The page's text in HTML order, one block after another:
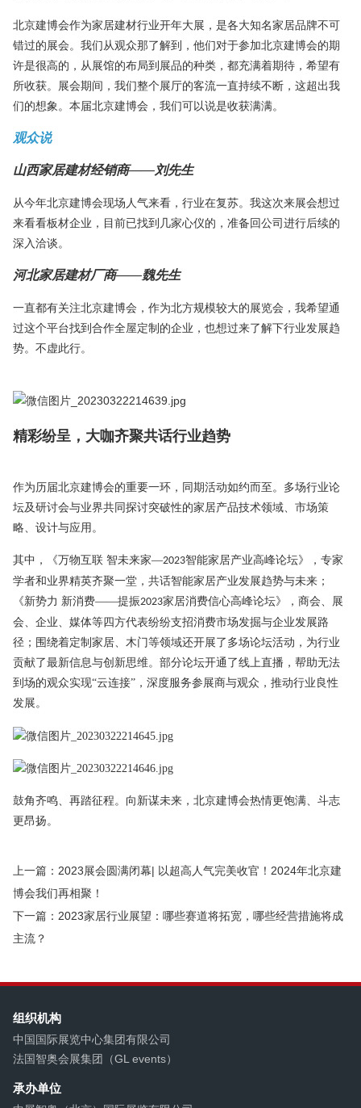
北京建博会作为家居建材行业开年大展，是各大知名家居品牌不可
错过的展会。我们从观众那了解到，他们对于参加北京建博会的期
许是很高的，从展馆的布局到展品的种类，都充满着期待，希望有
所收获。展会期间，我们整个展厅的客流一直持续不断，这超出我
们的想象。本届北京建博会，我们可以说是收获满满。
观众说
山西家居建材经销商——刘先生
从今年北京建博会现场人气来看，行业在复苏。我这次来展会想过
来看看板材企业，目前已找到几家心仪的，准备回公司进行后续的
深入洽谈。
河北家居建材厂商——魏先生
一直都有关注北京建博会，作为北方规模较大的展览会，我希望通
过这个平台找到合作全屋定制的企业，也想过来了解下行业发展趋
势。不虚此行。
精彩纷呈，大咖齐聚共话行业趋势
作为历届北京建博会的重要一环，同期活动如约而至。多场行业论
坛及研讨会与业界共同探讨突破性的家居产品技术领域、市场策
略、设计与应用。
其中，《万物互联 智未来家—2023智能家居产业高峰论坛》，专家
学者和业界精英齐聚一堂，共话智能家居产业发展趋势与未来；
《新势力 新消费——提振2023家居消费信心高峰论坛》，商会、展
会、企业、媒体等四方代表纷纷支招消费市场发掘与企业发展路
径；围绕着定制家居、木门等领域还开展了多场论坛活动，为行业
贡献了最新信息与创新思维。部分论坛开通了线上直播，帮助无法
到场的观众实现“云连接”，深度服务参展商与观众，推动行业良性
发展。
鼓角齐鸣、再踏征程。向新谋未来，北京建博会热情更饱满、斗志
更昂扬。
上一篇：2023展会圆满闭幕| 以超高人气完美收官！2024年北京建
博会我们再相聚！
下一篇：2023家居行业展望：哪些赛道将拓宽，哪些经营措施将成
主流？
组织机构
中国国际展览中心集团有限公司
法国智奥会展集团（GL events）
承办单位